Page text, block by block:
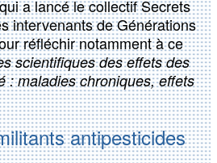
a lancé le collectif Secrets
intervenants de Générations
réfléchir notamment à ce
scientifiques des effets des
: maladies chroniques, effets
antipesticides